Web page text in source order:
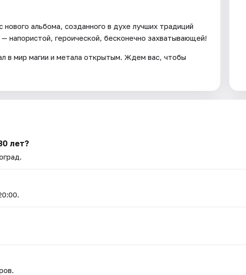
альбома, созданного в духе лучших традиций
напористой, героической, бесконечно захватывающей!
в мир магии и метала открытым. Ждем вас, чтобы
лет?